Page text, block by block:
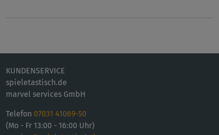
KUNDENSERVICE
spieletastisch.de
marvel services GmbH
Telefon 07031 41069-50
(Mo - Fr 13:00 - 16:00 Uhr)